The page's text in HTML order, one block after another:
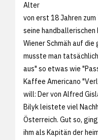
Alter
von erst 18 Jahren
seine handballerischen
Wiener Schmäh auf
musste man
aus" so etwas wie
Kaffee Americano
will: Der von Alfred
Bilyk leistete viel
Österreich. Gut so,
ihm als Kapitän der